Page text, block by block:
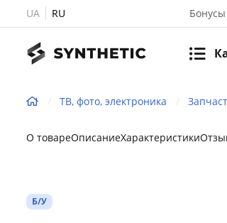
UA RU Бонусы
ТВ, фото, электроника
О товареОписаниеХарактеристики
Б/У